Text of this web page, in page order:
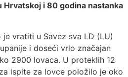
i 80 godina nastanka
vratiti u Savez sva LD (LU)
i doseći vrlo značajan
2900 lovaca. U proteklih 12
ispite za lovce položilo je oko